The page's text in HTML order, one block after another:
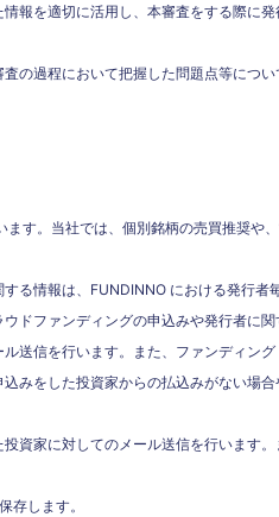
を適切に活用し、本審査をする際に
の過程において把握した問題点等につ
す。当社では、個別銘柄の売買推奨や
る情報は、FUNDINNO における発行
ドファンディングの申込みや発行者に関
信を行います。また、ファンディン
みをした投資家からの払込みがない場
資家に対してのメール送信を行います
存します。